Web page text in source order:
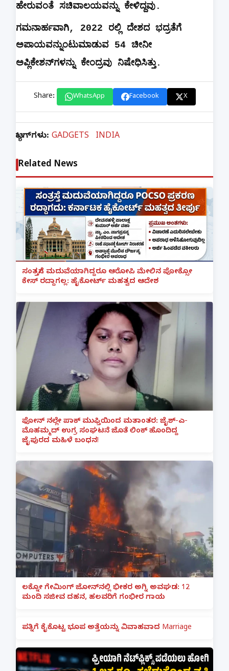
ಹೇರುವಂತೆ ಸಚಿವಾಲಯವನ್ನು ಕೇಳಿದ್ದವು .
ಗಮನಾರ್ಹವಾಗಿ, 2022 ರಲ್ಲಿ ದೇಶದ ಭದ್ರತೆಗೆ
ಅಪಾಯವನ್ನುಂಟುಮಾಡುವ 54 ಚೀನೀ
ಅಪ್ಲಿಕೇಶನ್‌ಗಳನ್ನು ಕೇಂದ್ರವು ನಿಷೇಧಿಸಿತ್ತು.
Share: WhatsApp Facebook X
ಟ್ಯಾಗ್‌ಗಳು: GADGETS INDIA
Related News
ಸಂತ್ರಸ್ತೆಗೆ ಮದುವೆಯಾಗಿದ್ದರೂ ಆರೋಪಿ ಮೇಲಿನ ಪೋಕ್ಸೋ
ಕೇಸ್ ರದ್ದಾಗಲ್ಲ: ಹೈಕೋರ್ಟ್ ಮಹತ್ವದ ಆದೇಶ
ಫೋನ್ ನಲ್ಲೇ ಪಾಕ್ ಮುಫ್ತಿಯಿಂದ ಮತಾಂತರ: ಜೈಶ್-ಎ-
ಮೊಹಮ್ಮದ್ ಉಗ್ರ ಸಂಘಟನೆ ಜೊತೆ ಲಿಂಕ್ ಹೊಂದಿದ್ದ
ಜೈಪುರದ ಮಹಿಳೆ ಬಂಧನ!
ಲಕ್ನೋ ಗೇಮಿಂಗ್ ಜೋನ್‌ನಲ್ಲಿ ಭೀಕರ ಅಗ್ನಿ ಅವಘಡ: 12
ಮಂದಿ ಸಜೀವ ದಹನ, ಹಲವರಿಗೆ ಗಂಭೀರ ಗಾಯ
ಪತ್ನಿಗೆ ಕೈಕೊಟ್ಟ ಭೂಪ ಅತ್ತೆಯನ್ನು ವಿವಾಹವಾದ Marriage